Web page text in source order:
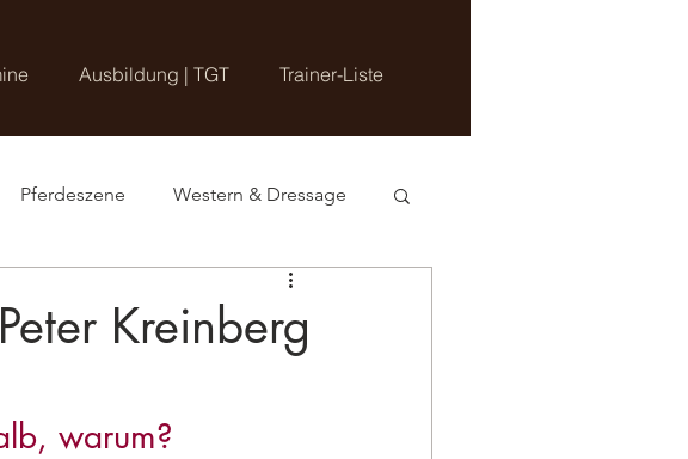
Ausbildung | TGT Trainer-Liste
Pferdeszene Western & Dressage
Kreinberg
warum?